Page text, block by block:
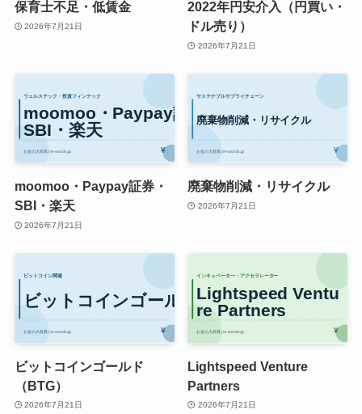
保育士不足・低賃金
2026年7月21日
2022年円安介入（円買い・
ドル売り）
2026年7月21日
moomoo・Paypay証券・
SBI・楽天
2026年7月21日
廃棄物削減・リサイクル
2026年7月21日
ビットコインゴールド
（BTG）
2026年7月21日
Lightspeed Venture
Partners
2026年7月21日